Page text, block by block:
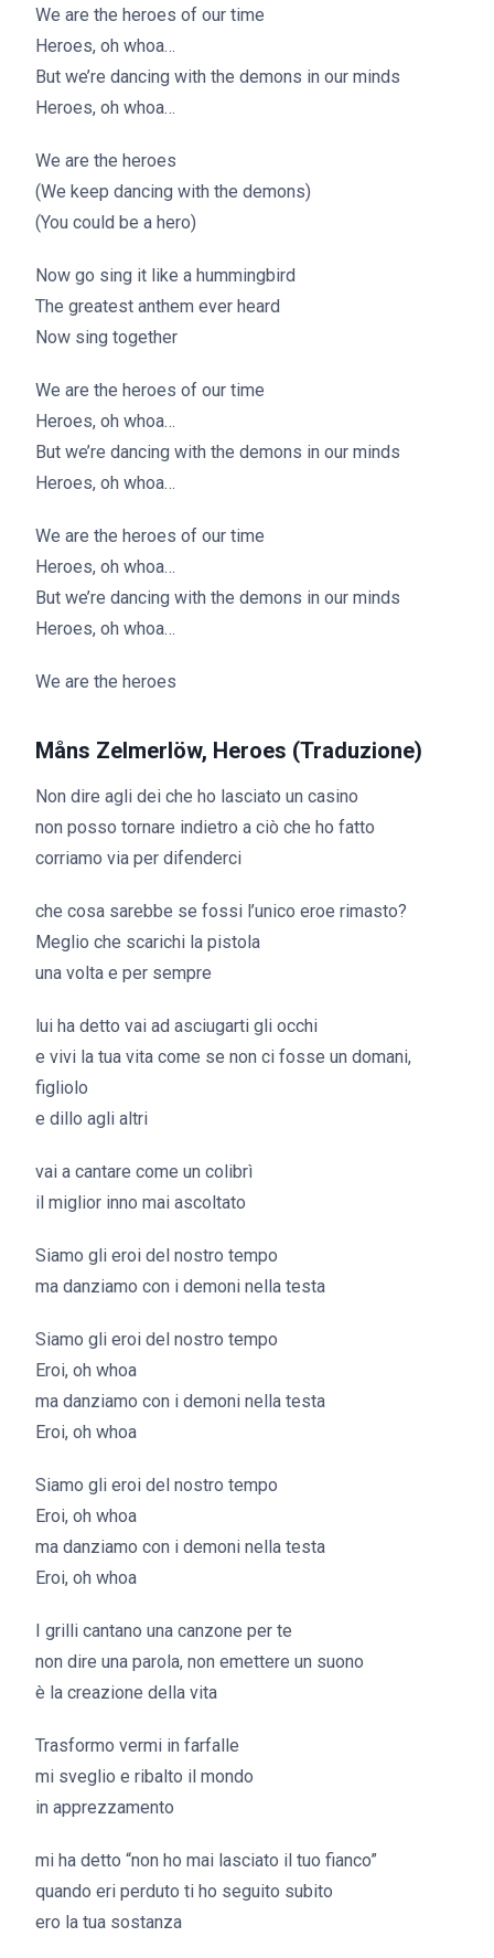
We are the heroes of our time
Heroes, oh whoa…
But we’re dancing with the demons in our minds
Heroes, oh whoa…
We are the heroes
(We keep dancing with the demons)
(You could be a hero)
Now go sing it like a hummingbird
The greatest anthem ever heard
Now sing together
We are the heroes of our time
Heroes, oh whoa…
But we’re dancing with the demons in our minds
Heroes, oh whoa…
We are the heroes of our time
Heroes, oh whoa…
But we’re dancing with the demons in our minds
Heroes, oh whoa…
We are the heroes
Måns Zelmerlöw, Heroes (Traduzione)
Non dire agli dei che ho lasciato un casino
non posso tornare indietro a ciò che ho fatto
corriamo via per difenderci
che cosa sarebbe se fossi l’unico eroe rimasto?
Meglio che scarichi la pistola
una volta e per sempre
lui ha detto vai ad asciugarti gli occhi
e vivi la tua vita come se non ci fosse un domani,
figliolo
e dillo agli altri
vai a cantare come un colibrì
il miglior inno mai ascoltato
Siamo gli eroi del nostro tempo
ma danziamo con i demoni nella testa
Siamo gli eroi del nostro tempo
Eroi, oh whoa
ma danziamo con i demoni nella testa
Eroi, oh whoa
Siamo gli eroi del nostro tempo
Eroi, oh whoa
ma danziamo con i demoni nella testa
Eroi, oh whoa
I grilli cantano una canzone per te
non dire una parola, non emettere un suono
è la creazione della vita
Trasformo vermi in farfalle
mi sveglio e ribalto il mondo
in apprezzamento
mi ha detto “non ho mai lasciato il tuo fianco”
quando eri perduto ti ho seguito subito
ero la tua sostanza